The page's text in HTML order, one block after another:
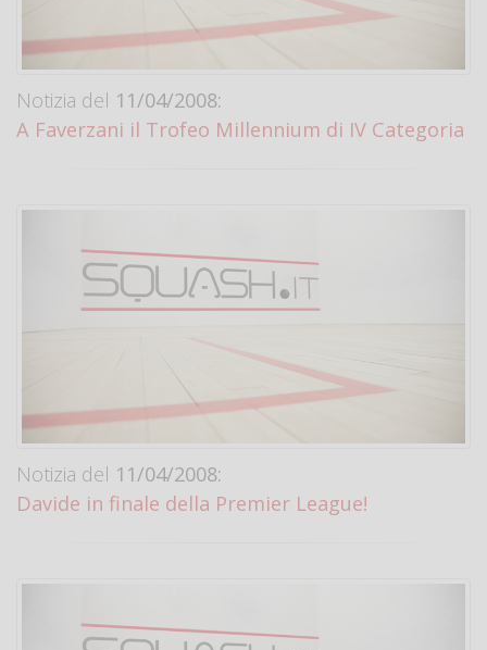
Notizia del 11/04/2008:
A Faverzani il Trofeo Millennium di IV Categoria
Notizia del 11/04/2008:
Davide in finale della Premier League!